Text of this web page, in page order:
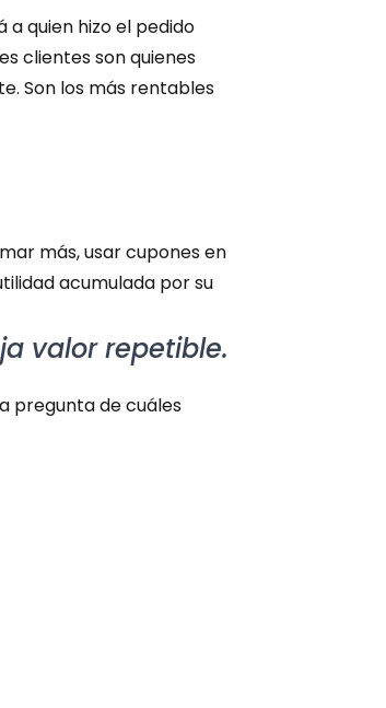
a quien hizo el pedido
clientes son quienes
Son los más rentables
más, usar cupones en
acumulada por su
valor repetible.
pregunta de cuáles